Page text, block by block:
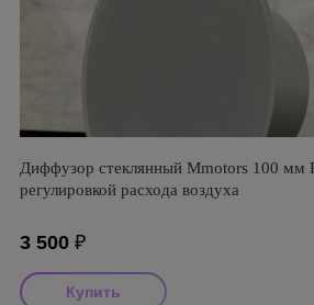
Диффузор стеклянный Mmotors 100 мм
регулировкой расхода воздуха
3 500 ₽